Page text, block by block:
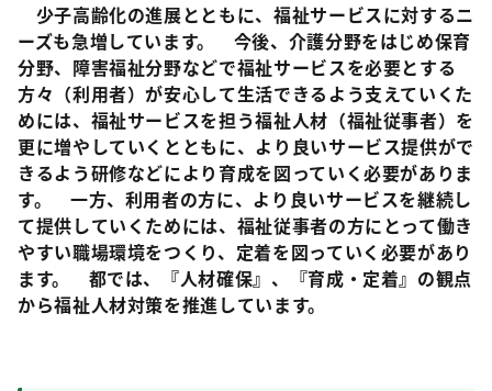
少子高齢化の進展とともに、福祉サービスに対するニ
ーズも急増しています。 今後、介護分野をはじめ保育
分野、障害福祉分野などで福祉サービスを必要とする
方々（利用者）が安心して生活できるよう支えていくた
めには、福祉サービスを担う福祉人材（福祉従事者）を
更に増やしていくとともに、より良いサービス提供がで
きるよう研修などにより育成を図っていく必要がありま
す。 一方、利用者の方に、より良いサービスを継続し
て提供していくためには、福祉従事者の方にとって働き
やすい職場環境をつくり、定着を図っていく必要があり
ます。 都では、『人材確保』、『育成・定着』の観点
から福祉人材対策を推進しています。